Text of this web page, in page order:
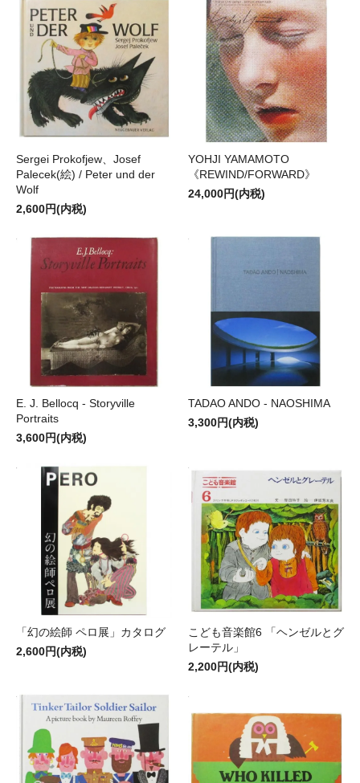
Sergei Prokofjew、Josef
Palecek(絵) / Peter und der
Wolf
2,600円(内税)
YOHJI YAMAMOTO
《REWIND/FORWARD》
24,000円(内税)
E. J. Bellocq - Storyville
Portraits
3,600円(内税)
TADAO ANDO - NAOSHIMA
3,300円(内税)
「幻の絵師 ペロ展」カタログ
2,600円(内税)
こども音楽館6 「ヘンゼルとグ
レーテル」
2,200円(内税)